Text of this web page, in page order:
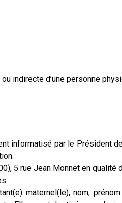
indirecte d’une personne
informatisé par le Président
5 rue Jean Monnet en
maternel(le), nom,